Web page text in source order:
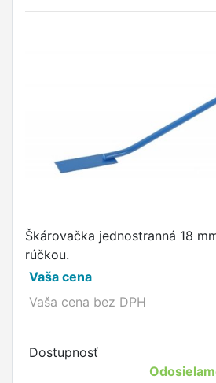
Škárovačka jednostranná 18
rúčkou.
Vaša cena
Vaša cena bez DPH
Dostupnosť